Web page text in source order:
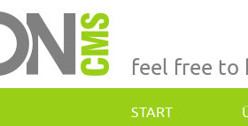
feel free to
START